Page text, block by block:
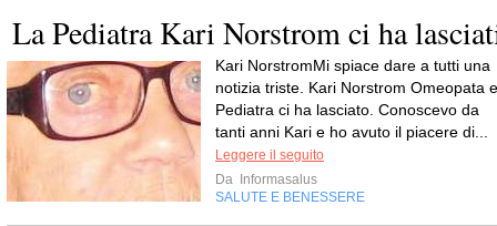
La Pediatra Kari Norstrom ci ha
Kari NorstromMi spiace dare a tutti una
notizia triste. Kari Norstrom Omeopata e
Pediatra ci ha lasciato. Conoscevo da
tanti anni Kari e ho avuto il piacere di...
Leggere il seguito
Da
Informasalus
SALUTE E BENESSERE